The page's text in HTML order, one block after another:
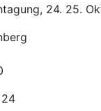
24. 25.